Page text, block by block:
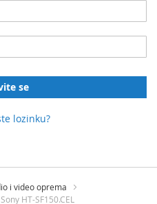
se
lozinku?
i video oprema
HT-SF150.CEL